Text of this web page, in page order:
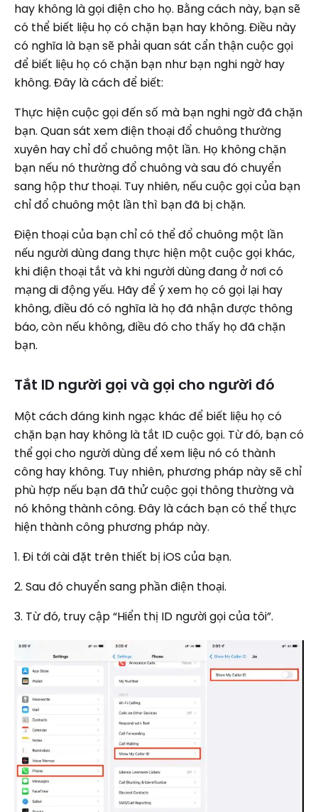
hay không là gọi điện cho họ. Bằng cách này, bạn sẽ
có thể biết liệu họ có chặn bạn hay không. Điều này
có nghĩa là bạn sẽ phải quan sát cẩn thận cuộc gọi
để biết liệu họ có chặn bạn như bạn nghi ngờ hay
không. Đây là cách để biết:
Thực hiện cuộc gọi đến số mà bạn nghi ngờ đã chặn
bạn. Quan sát xem điện thoại đổ chuông thường
xuyên hay chỉ đổ chuông một lần. Họ không chặn
bạn nếu nó thường đổ chuông và sau đó chuyển
sang hộp thư thoại. Tuy nhiên, nếu cuộc gọi của bạn
chỉ đổ chuông một lần thì bạn đã bị chặn.
Điện thoại của bạn chỉ có thể đổ chuông một lần
nếu người dùng đang thực hiện một cuộc gọi khác,
khi điện thoại tắt và khi người dùng đang ở nơi có
mạng di động yếu. Hãy để ý xem họ có gọi lại hay
không, điều đó có nghĩa là họ đã nhận được thông
báo, còn nếu không, điều đó cho thấy họ đã chặn
bạn.
Tắt ID người gọi và gọi cho người đó
Một cách đáng kinh ngạc khác để biết liệu họ có
chặn bạn hay không là tắt ID cuộc gọi. Từ đó, bạn có
thể gọi cho người dùng để xem liệu nó có thành
công hay không. Tuy nhiên, phương pháp này sẽ chỉ
phù hợp nếu bạn đã thử cuộc gọi thông thường và
nó không thành công. Đây là cách bạn có thể thực
hiện thành công phương pháp này.
1. Đi tới cài đặt trên thiết bị iOS của bạn.
2. Sau đó chuyển sang phần điện thoại.
3. Từ đó, truy cập “Hiển thị ID người gọi của tôi”.